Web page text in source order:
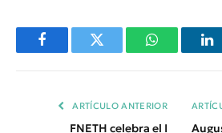
FacebookTwitter WhatsApp
ARTÍCULO ANTERIOR
FNETH celebra el I